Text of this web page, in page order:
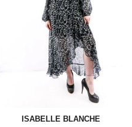
ISABELLE BLANCHE